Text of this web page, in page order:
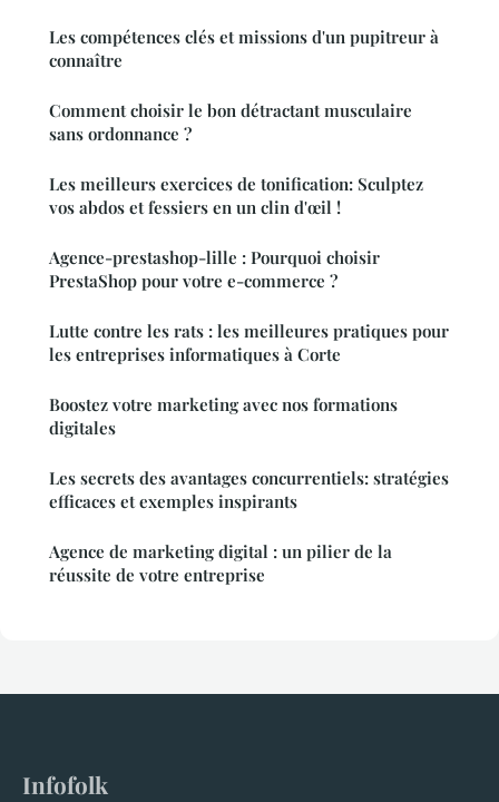
Les compétences clés et missions d'un pupitreur à
connaître
Comment choisir le bon détractant musculaire
sans ordonnance ?
Les meilleurs exercices de tonification: Sculptez
vos abdos et fessiers en un clin d'œil !
Agence-prestashop-lille : Pourquoi choisir
PrestaShop pour votre e-commerce ?
Lutte contre les rats : les meilleures pratiques pour
les entreprises informatiques à Corte
Boostez votre marketing avec nos formations
digitales
Les secrets des avantages concurrentiels: stratégies
efficaces et exemples inspirants
Agence de marketing digital : un pilier de la
réussite de votre entreprise
Infofolk